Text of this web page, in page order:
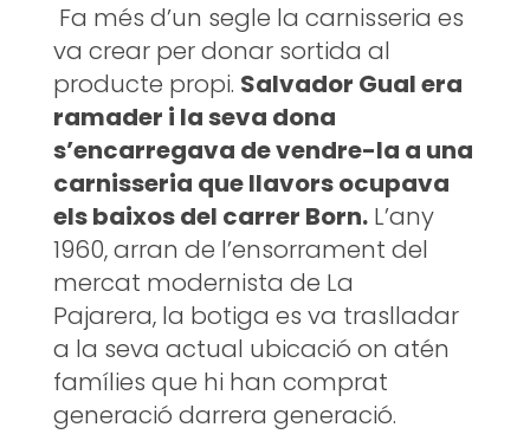
Fa més d’un segle la carnisseria es
va crear per donar sortida al
producte propi. Salvador Gual era
ramader i la seva dona
s’encarregava de vendre-la a una
carnisseria que llavors ocupava
els baixos del carrer Born.L’any
1960, arran de l’ensorrament del
mercat modernista de La
Pajarera, la botiga es va traslladar
a la seva actual ubicació on atén
famílies que hi han comprat
generació darrera generació.